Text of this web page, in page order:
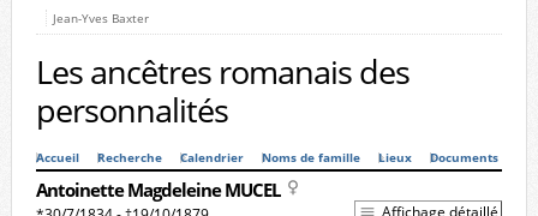
Jean-Yves Baxter
Les ancêtres romanais des
personnalités
Accueil Recherche Calendrier Noms de famille Lieux Documents
Antoinette Magdeleine MUCEL
Affichage détaillé